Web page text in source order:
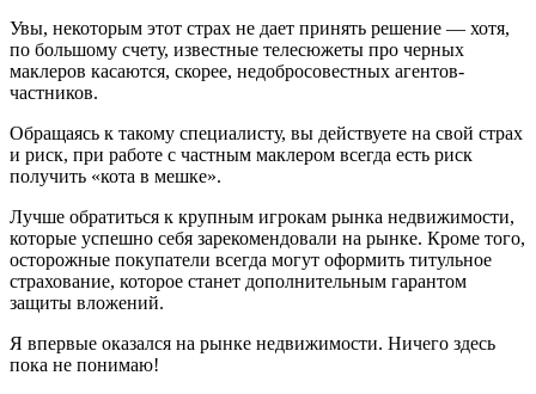
Увы, некоторым этот страх не дает принять решение — хотя,
по большому счету, известные телесюжеты про черных
маклеров касаются, скорее, недобросовестных агентов-
частников.
Обращаясь к такому специалисту, вы действуете на свой страх
и риск, при работе с частным маклером всегда есть риск
получить «кота в мешке».
Лучше обратиться к крупным игрокам рынка недвижимости,
которые успешно себя зарекомендовали на рынке. Кроме того,
осторожные покупатели всегда могут оформить титульное
страхование, которое станет дополнительным гарантом
защиты вложений.
Я впервые оказался на рынке недвижимости. Ничего здесь
пока не понимаю!